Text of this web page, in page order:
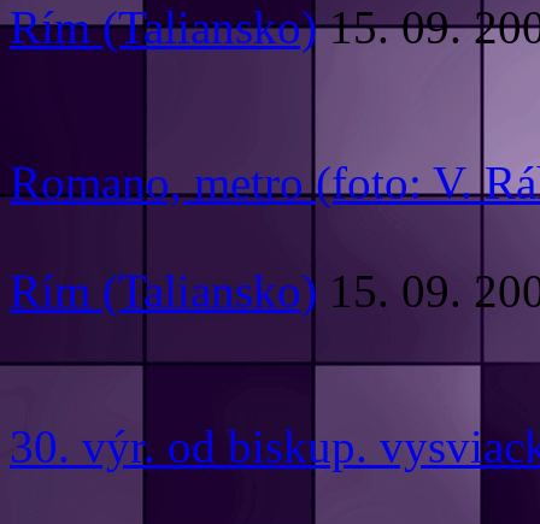
Rím (Taliansko) 15. 09.
Romano, metro (foto: V.
Rím (Taliansko) 15. 09.
30. výr. od biskup.